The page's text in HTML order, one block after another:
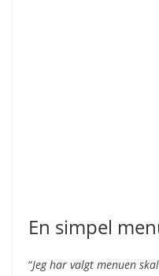
En simpel
“Jeg har valgt menuen